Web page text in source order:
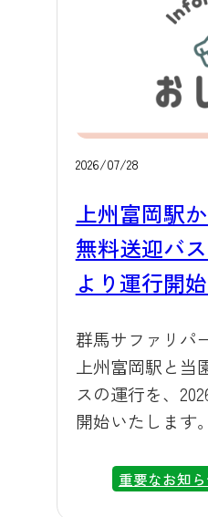
2026/07/28
上州富岡駅
無料送迎バ
より運行開始
群馬サファリパ
上州富岡駅と当
スの運行を、
開始いたします。 これまで当園への
スのご利用が前
重要なお知